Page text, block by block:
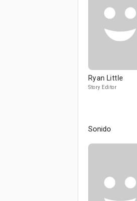
Ryan Little
Story Editor
Sonido